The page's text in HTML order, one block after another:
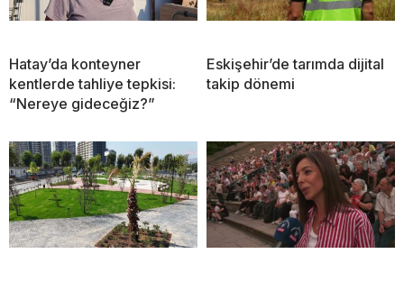
Hatay’da konteyner
kentlerde tahliye tepkisi:
“Nereye gideceğiz?”
Eskişehir’de tarımda dijital
takip dönemi